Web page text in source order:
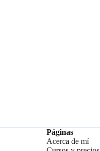
Páginas
Acerca de mí